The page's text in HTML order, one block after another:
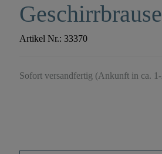
Geschirrbrause
Artikel Nr.:33370
Sofort versandfertig (Ankunft in ca.